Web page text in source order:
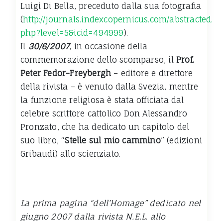
Luigi Di Bella, preceduto dalla sua fotografia
(http://journals.indexcopernicus.com/abstracted.
php?level=5&icid=494999).
Il 30/6/2007, in occasione della
commemorazione dello scomparso, ilProf.
Peter Fedor-Freybergh – editore e direttore
della rivista – è venuto dalla Svezia, mentre
la funzione religiosa è stata officiata dal
celebre scrittore cattolico Don Alessandro
Pronzato, che ha dedicato un capitolo del
suo libro, “Stelle sul mio cammino” (edizioni
Gribaudi) allo scienziato.
La prima pagina “dell’Homage” dedicato nel
giugno 2007 dalla rivista N.E.L. allo